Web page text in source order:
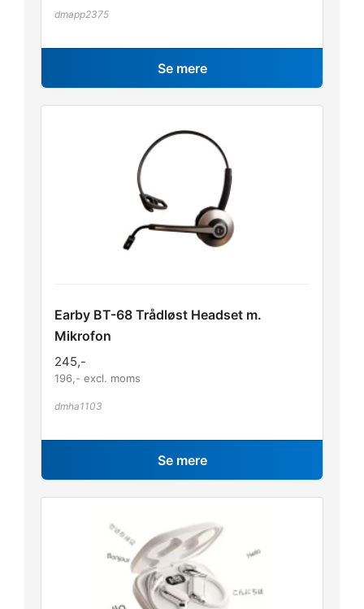
dmapp2375
Se mere
Earby BT-68 Trådløst Headset m.
Mikrofon
245,-
196 ,- excl. moms
dmha1103
Se mere